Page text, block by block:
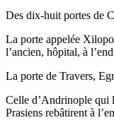
Des dix-huit portes de
La porte appelée
l’ancien, hôpital, à
La porte de Travers,
Celle d’Andrinople qui
Prasiens rebâtirent à